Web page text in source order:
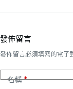
發佈留言
發佈留言必須填寫的電子
名稱*